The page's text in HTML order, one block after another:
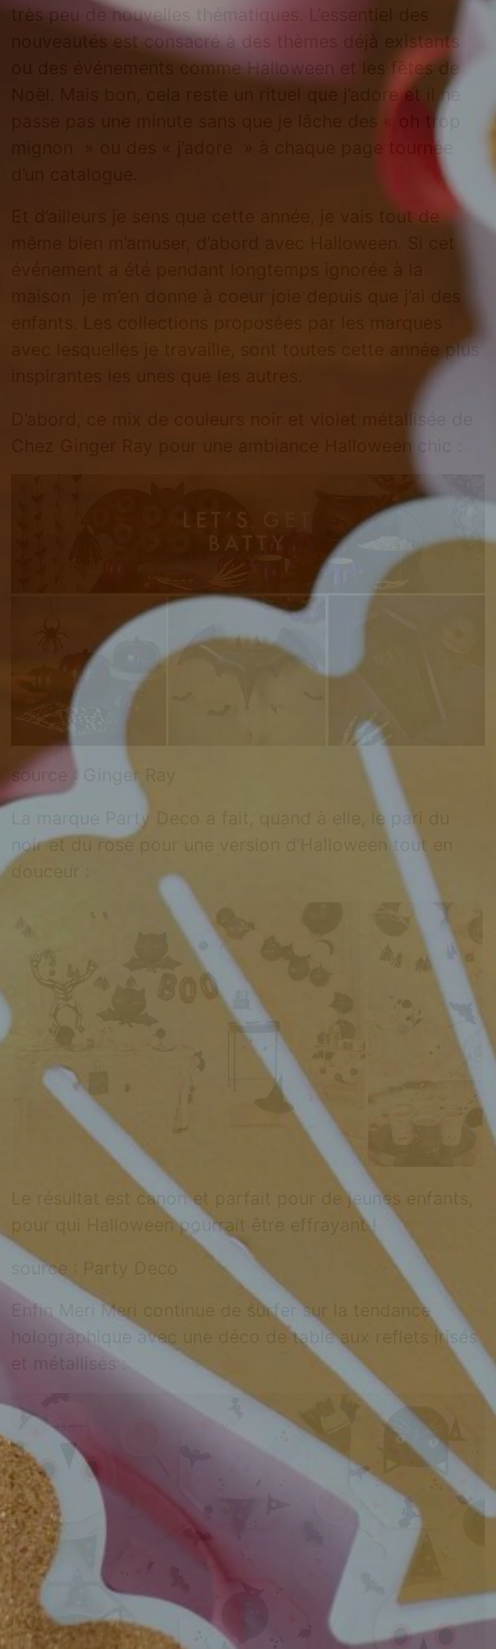
très peu de nouvelles thématiques. L’essentiel des
nouveautés est consacré à des thèmes déjà existants
ou des événements comme Halloween et les fêtes de
Noël. Mais bon, cela reste un rituel que j’adore et il ne
passe pas une minute sans que je lâche des « oh trop
mignon » ou des « j’adore » à chaque page tournée
Et d’ailleurs je sens que cette année, je vais tout de
avec lesquelles je travaille, sont toutes cette année plus
Chez Ginger Ray pour une ambiance Halloween chic :
source : Ginger Ray
La marque Party Deco a fait, quand à elle, le pari du
noir et du rose pour une version d’Halloween tout en
douceur :
Le résultat est canon et parfait pour de jeunes enfants,
pour qui Halloween pourrait être effrayant !
source : Party Deco
Enfin Meri Meri continue de surfer sur la tendance
holographique avec une déco de table aux reflets irisés
et métallisés :